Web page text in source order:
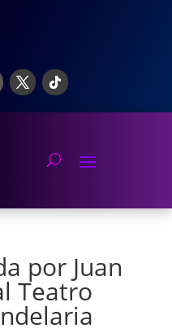
por Juan
Teatro